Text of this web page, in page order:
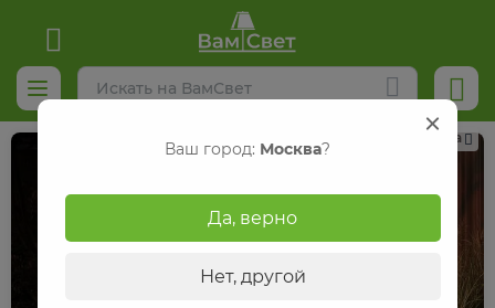
Реклама
Ваш город: Москва?
Да, верно
Нет, другой